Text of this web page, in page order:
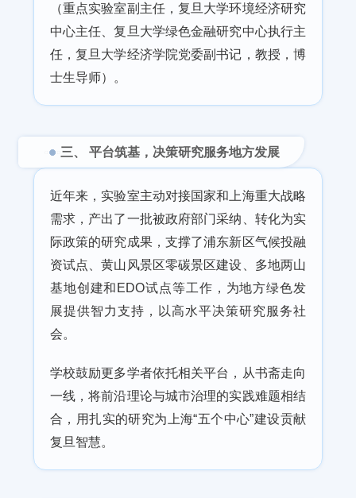
（重点实验室副主任，复旦大学环境经济研究
中心主任、复旦大学绿色金融研究中心执行主
任，复旦大学经济学院党委副书记，教授，博
士生导师）。
三、 平台筑基，决策研究服务地方发展
近年来，实验室主动对接国家和上海重大战略
需求，产出了一批被政府部门采纳、转化为实
际政策的研究成果，支撑了浦东新区气候投融
资试点、黄山风景区零碳景区建设、多地两山
基地创建和EDO试点等工作，为地方绿色发
展提供智力支持，以高水平决策研究服务社
会。
学校鼓励更多学者依托相关平台，从书斋走向
一线，将前沿理论与城市治理的实践难题相结
合，用扎实的研究为上海“五个中心”建设贡献
复旦智慧。